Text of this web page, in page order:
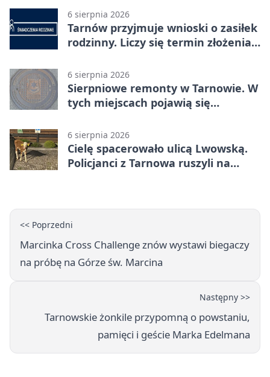
6 sierpnia 2026
Tarnów przyjmuje wnioski o zasiłek
rodzinny. Liczy się termin złożenia
6 sierpnia 2026
Sierpniowe remonty w Tarnowie. W
tych miejscach pojawią się
6 sierpnia 2026
Cielę spacerowało ulicą Lwowską.
Policjanci z Tarnowa ruszyli na
<< Poprzedni
Marcinka Cross Challenge znów wystawi biegaczy
na próbę na Górze św. Marcina
Następny >>
Tarnowskie żonkile przypomną o powstaniu,
pamięci i geście Marka Edelmana